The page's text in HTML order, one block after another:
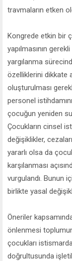
travmaların etken
Kongrede etkin bir
yapılmasının
yargılanma
özelliklerini dikkate
oluşturulması
personel
çocuğun yeniden
Çocukların cinsel
değişiklikler,
yararlı olsa da
karşılanması
vurgulandı. Bunun
birlikte yasal
Öneriler
önlenmesi
çocukları
doğrultusunda